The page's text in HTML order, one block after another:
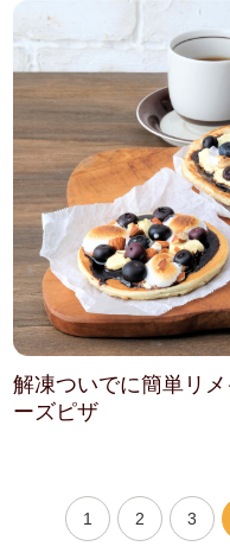
解凍ついでに簡単リ
ーズピザ
1 2 3